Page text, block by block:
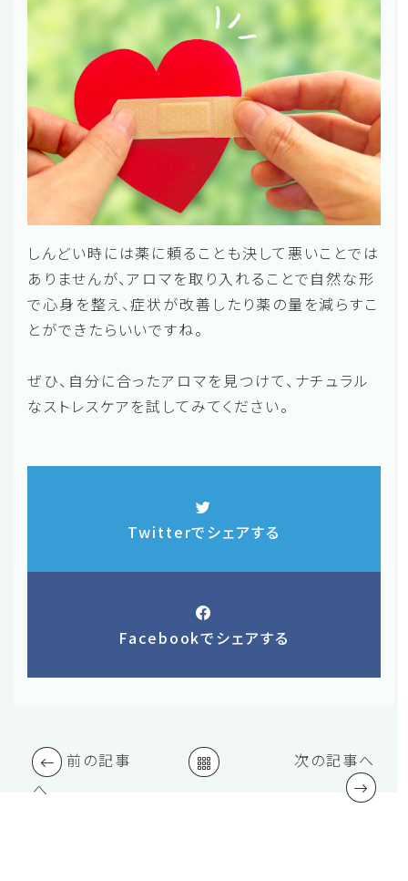
しんどい時には薬に頼ることも決して悪いことでは
ありませんが、アロマを取り入れることで自然な形
で心身を整え、症状が改善したり薬の量を減らすこ
とができたらいいですね。
ぜひ、自分に合ったアロマを見つけて、ナチュラル
なストレスケアを試してみてください。
Twitterでシェアする
Facebookでシェアする
前の記事
へ
次の記事へ